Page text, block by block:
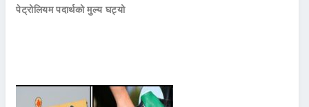
पेट्रोलियम पदार्थको मुल्य घट्यो